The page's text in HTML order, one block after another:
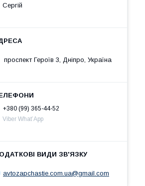
Сергій
проспект Героїв 3, Дніпро, Україна
+380 (99) 365-44-52
Viber What’App
avtozapchastie.com.ua@gmail.com